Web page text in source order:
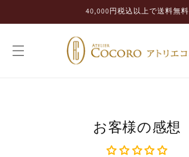
進む
40,000円税込以上で送料無料
お客様の感想